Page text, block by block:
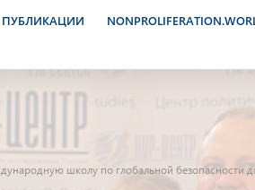
ПУБЛИКАЦИИ
школу по глобальной безопасности